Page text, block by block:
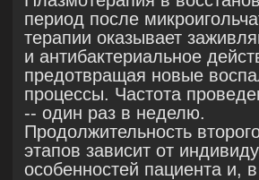
Подготовка — механическая чистка
лица перед началом основной
терапии.
Себорегулирующий этап —
однократная комбинированная
процедура с применением VIVACE и
аргоновой плазмы PLADUO в рамках
одной сессии. (VIVACE:
изолированная насадка, глубина
проникновения 2,0–0,5 мм, уровни
мощности 5–6, длительность
импульса 200–400 мс.), (PLADUO: